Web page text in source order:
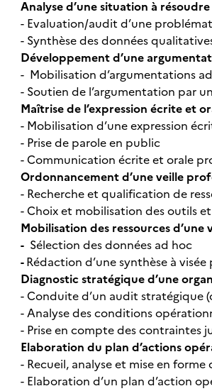
Analyse d’une situation à résoudre
- Evaluation/audit d’une
- Synthèse des données
Développement d’une
- Mobilisation d’argumentations
- Soutien de l’argumentation par
Maîtrise de l’expression écrite et
- Mobilisation d’une expression
- Prise de parole en public
- Communication écrite et orale
Ordonnancement d’une veille
- Recherche et qualification de
- Choix et mobilisation des outils
Mobilisation des ressources d’une
- Sélection des données ad hoc
-Rédaction d’une synthèse à
Diagnostic stratégique d’une
- Conduite d’un audit stratégique
- Analyse des conditions
- Prise en compte des contraintes
Elaboration du plan d’actions
- Recueil, analyse et mise en
- Elaboration d’un plan d’action